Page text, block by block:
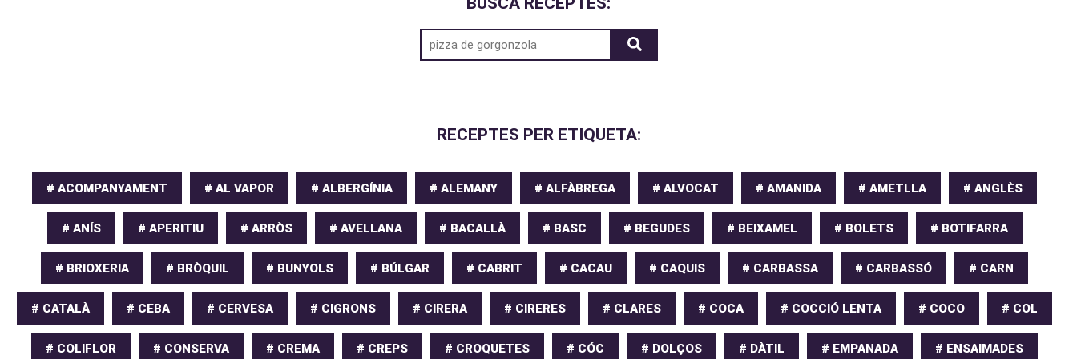
RECEPTES PER ETIQUETA:
# ACOMPANYAMENT # AL VAPOR # ALBERGÍNIA # ALEMANY # ALFÀBREGA # ALVOCAT # AMANIDA # AMETLLA # ANGLÈS
# ANÍS # APERITIU # ARRÒS # AVELLANA # BACALLÀ # BASC # BEGUDES # BEIXAMEL # BOLETS # BOTIFARRA
# BRIOXERIA # BRÒQUIL # BUNYOLS # BÚLGAR # CABRIT # CACAU # CAQUIS # CARBASSA # CARBASSÓ # CARN
# CATALÀ # CEBA # CERVESA # CIGRONS # CIRERA # CIRERES # CLARES # COCA # COCCIÓ LENTA # COCO # COL
# COLIFLOR # CONSERVA # CREMA # CREPS # CROQUETES # CÓC # DOLÇOS # DÀTIL # EMPANADA # ENSAIMADES